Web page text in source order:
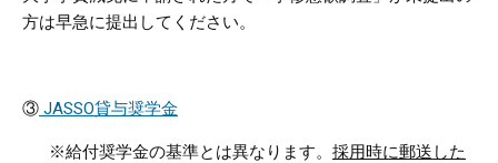
方は早急に提出してください。
③ JASSO貸与奨学金
※給付奨学金の基準とは異なります。 採用時に郵送した